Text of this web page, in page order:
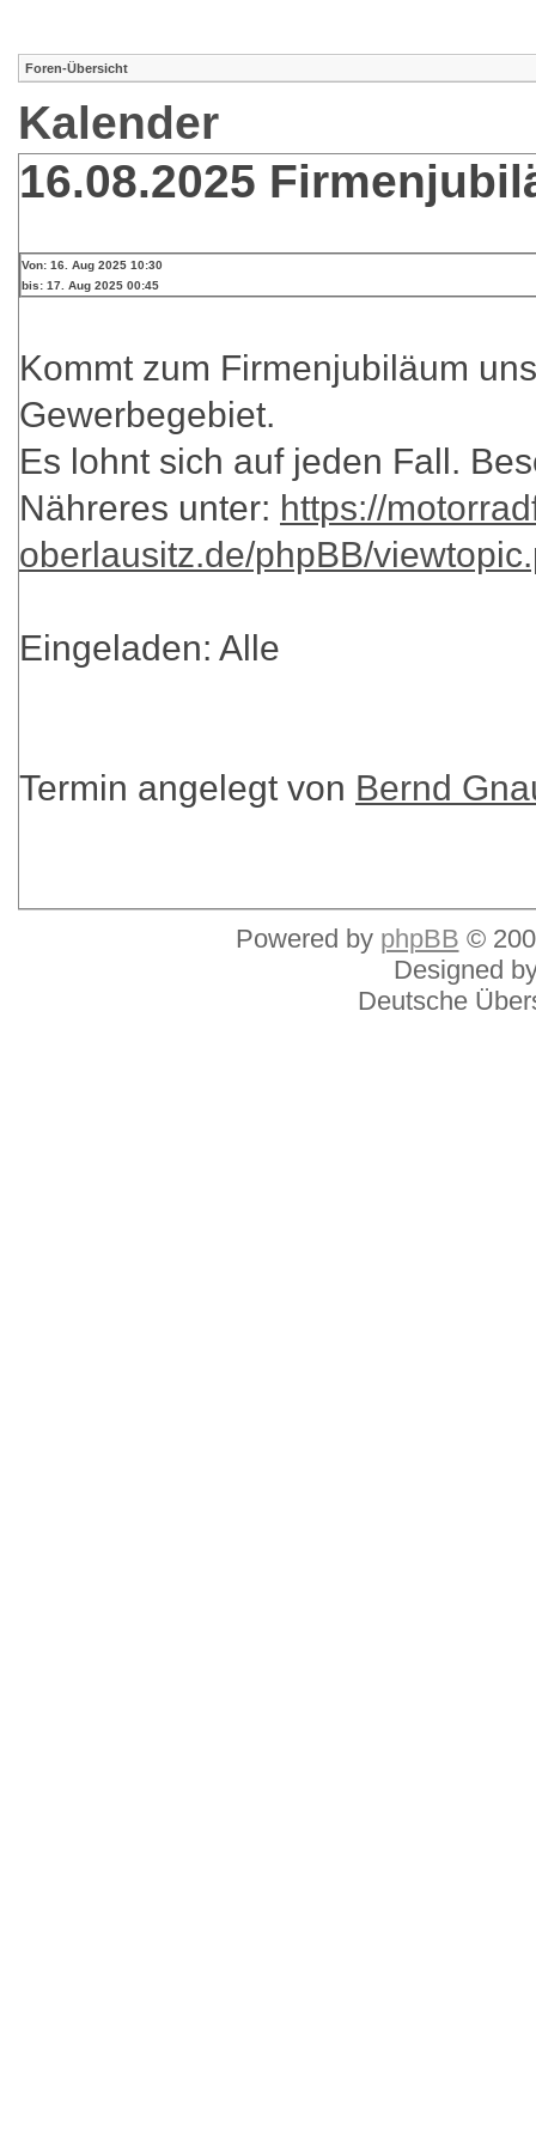
Foren-Übersicht
Kalender
16.08.2025
Von: 16. Aug 2025 10:30
bis: 17. Aug 2025 00:45
Kommt zum Firmenjubiläum
Gewerbegebiet.
Es lohnt sich auf jeden Fall.
Nähreres unter: https://
oberlausitz.de/phpBB/
Eingeladen: Alle
Termin angelegt von Bernd
Powered by phpBB ©
Designed
Deutsche